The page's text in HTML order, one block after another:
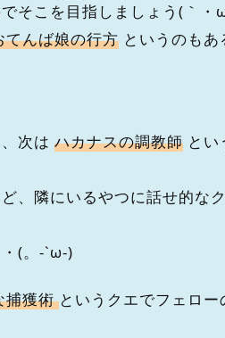
そこを目指しましょう(｀・
てんば娘の行方 というのも
次は ハカナスの調教師 と
、隣にいるやつに話せ的な
(。-`ω-)
捕獲術というクエでフェロー